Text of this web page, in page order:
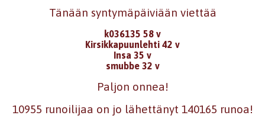
Tänään syntymäpäiviään viettää
k036135 58 v
Kirsikkapuunlehti 42 v
Insa 35 v
smubbe 32 v
Paljon onnea!
10955 runoilijaa on jo lähettänyt 140165 runoa!